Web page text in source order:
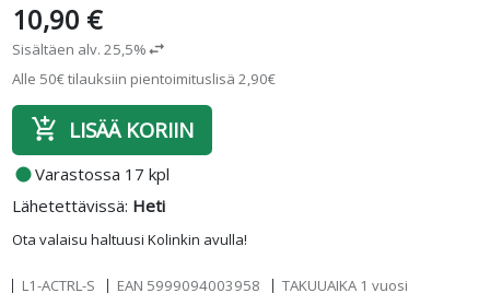
Ota valaisu haltuusi Kolinkin avulla!
10,90 €
Sisältäen alv. 25,5%swap_horiz
Alle 50€ tilauksiin pientoimituslisä 2,90€
add_shopping_cart LISÄÄ KORIIN
fiber_manual_recordVarastossa 17 kpl
Lähetettävissä: Heti
L1-ACTRL-S EAN 5999094003958 TAKUUAIKA 1 vuosi